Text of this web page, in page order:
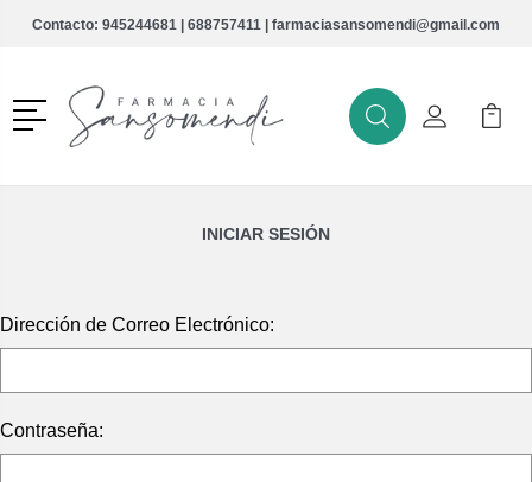
Contacto: 945244681 | 688757411 | farmaciasansomendi@gmail.com
Menú
BuscarMi Cuenta
Mi
INICIAR SESIÓN
Dirección de Correo Electrónico:
Contraseña: